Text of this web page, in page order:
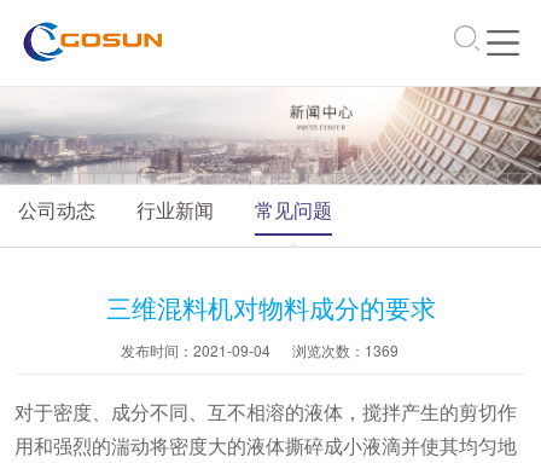
公司动态 行业新闻 常见问题
三维混料机对物料成分的要求
发布时间：2021-09-04 浏览次数： 1369
对于密度、成分不同、互不相溶的液体，搅拌产生的剪切作
用和强烈的湍动将密度大的液体撕碎成小液滴并使其均匀地